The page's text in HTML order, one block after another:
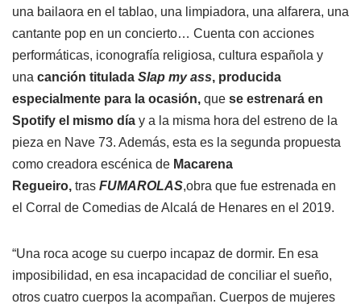
una bailaora en el tablao, una limpiadora, una alfarera, una
cantante pop en un concierto… Cuenta con acciones
performáticas, iconografía religiosa, cultura española y
una canción titulada Slap my ass, producida
especialmente para la ocasión, que se estrenará en
Spotify el mismo día y a la misma hora del estreno de la
pieza en Nave 73. Además, esta es la segunda propuesta
como creadora escénica de Macarena
Regueiro, tras FUMAROLAS,obra que fue estrenada en
el Corral de Comedias de Alcalá de Henares en el 2019.
“Una roca acoge su cuerpo incapaz de dormir. En esa
imposibilidad, en esa incapacidad de conciliar el sueño,
otros cuatro cuerpos la acompañan. Cuerpos de mujeres